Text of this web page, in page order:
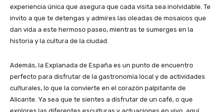
experiencia única que asegura que cada visita sea inolvidable. Te
invito a que te detengas y admires las oleadas de mosaicos que
dan vida a este hermoso paseo, mientras te sumerges en la
historia y la cultura de la ciudad.
Además, la Explanada de España es un punto de encuentro
perfecto para disfrutar de la gastronomía local y de actividades
culturales, lo que la convierte en el corazón palpitante de
Alicante. Ya sea que te sientes a disfrutar de un café, o que